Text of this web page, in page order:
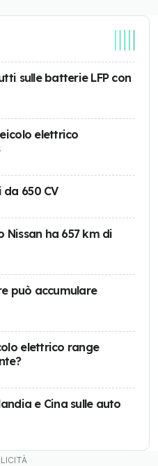
sulle batterie LFP con
elettrico
650 CV
ha 657 km di
può accumulare
elettrico range
e Cina sulle auto